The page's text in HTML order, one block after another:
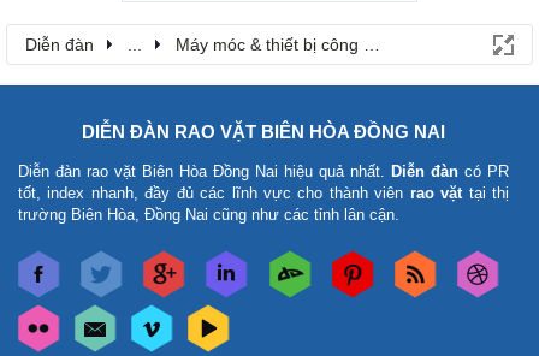
Diễn đàn ... Máy móc & thiết bị công nông nghiệp
DIỄN ĐÀN RAO VẶT BIÊN HÒA ĐỒNG NAI
Diễn đàn rao vặt Biên Hòa Đồng Nai hiệu quả nhất. Diễn đàn có PR
tốt, index nhanh, đầy đủ các lĩnh vực cho thành viên rao vặttại thị
trường Biên Hòa, Đồng Nai cũng như các tỉnh lân cận.